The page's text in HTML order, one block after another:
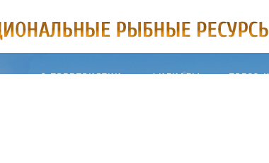
О ПРЕДПРИЯТИИ ФИЛИАЛЫ ПРЕСС-